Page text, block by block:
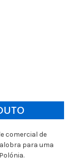
comercial de
para uma